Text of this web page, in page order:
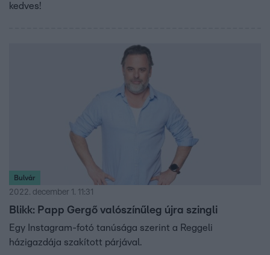
kedves!
Bulvár
2022. december 1. 11:31
Blikk: Papp Gergő valószínűleg újra szingli
Egy Instagram-fotó tanúsága szerint a Reggeli
házigazdája szakított párjával.